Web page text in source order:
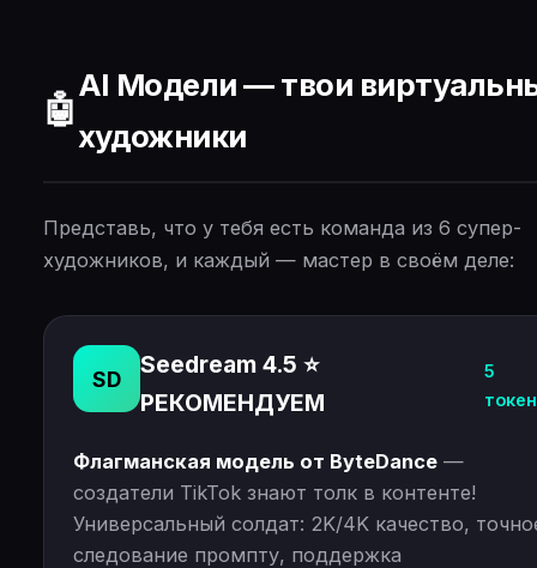
🤖
AI Модели — твои
художники
Представь, что у тебя есть команда из 6 супер-
художников, и каждый — мастер в своём деле:
SD
Seedream 4.5 ⭐
РЕКОМЕНДУЕМ
5
Флагманская модель от ByteDance —
создатели TikTok знают толк в контенте!
Универсальный солдат: 2K/4K качество,
следование промпту, поддержка